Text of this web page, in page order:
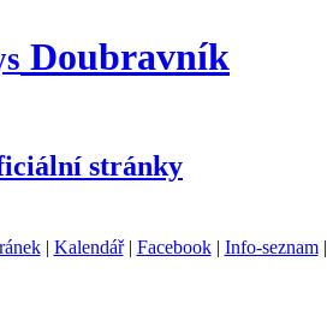
Doubravník
stránky
| Kalendář| Facebook| Info-seznam|